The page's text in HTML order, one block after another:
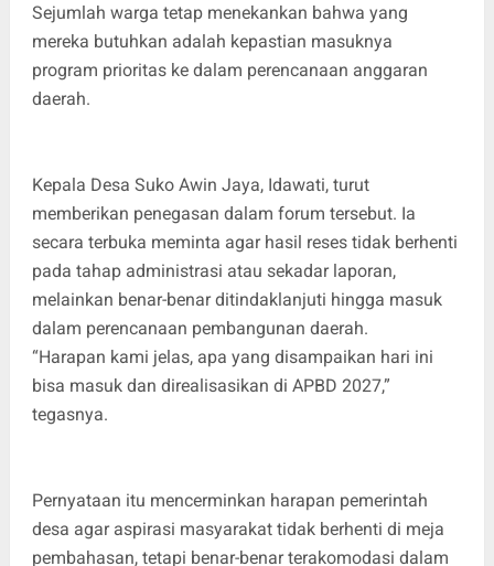
Sejumlah warga tetap menekankan bahwa yang
mereka butuhkan adalah kepastian masuknya
program prioritas ke dalam perencanaan anggaran
daerah.
Kepala Desa Suko Awin Jaya, Idawati, turut
memberikan penegasan dalam forum tersebut. Ia
secara terbuka meminta agar hasil reses tidak berhenti
pada tahap administrasi atau sekadar laporan,
melainkan benar-benar ditindaklanjuti hingga masuk
dalam perencanaan pembangunan daerah.
“Harapan kami jelas, apa yang disampaikan hari ini
bisa masuk dan direalisasikan di APBD 2027,”
tegasnya.
Pernyataan itu mencerminkan harapan pemerintah
desa agar aspirasi masyarakat tidak berhenti di meja
pembahasan, tetapi benar-benar terakomodasi dalam